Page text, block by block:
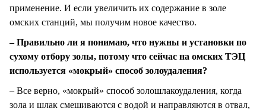
применение. И если увеличить их содержание в золе
омских станций, мы получим новое качество.
– Правильно ли я понимаю, что нужны и установки по
сухому отбору золы, потому что сейчас на омских ТЭЦ
используется «мокрый» способ золоудаления?
– Все верно, «мокрый» способ золошлакоудаления, когда
зола и шлак смешиваются с водой и направляются в отвал,